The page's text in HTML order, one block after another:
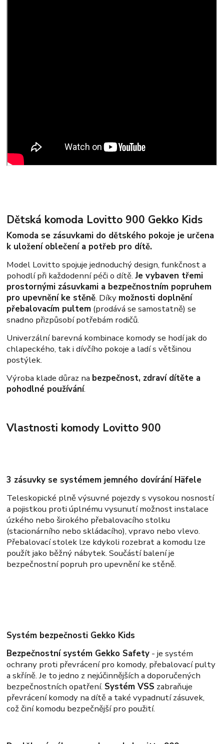
Dětská komoda Lovitto 900 Gekko Kids
Komoda se zásuvkami do dětského pokoje je určena
k uložení oblečení a potřeb pro dítě.
Model Lovitto spojuje jednoduchý design, funkčnost a
pohodlí při každodenní péči o dítě.Je vybaven třemi
prostornými zásuvkami a bezpečnostním popruhem
pro upevnění ke stěně. Díky možnosti doplnění
přebalovacím pultem (prodává se samostatně) se
snadno přizpůsobí potřebám rodičů.
Univerzální barevná kombinace komody se hodí jak do
chlapeckého, tak i dívčího pokoje a ladí s většinou
postýlek.
Výroba klade důraz na bezpečnost, zdraví dítěte a
pohodlné používání.
Vlastnosti komody Lovitto 900
3 zásuvky se systémem jemného dovírání Häfele
Teleskopické plně výsuvné pojezdy s vysokou nosností
a pojistkou proti úplnému vysunutí možnost instalace
úzkého nebo širokého přebalovacího stolku
(stacionárního nebo skládacího), vpravo nebo vlevo.
Přebalovací stolek lze kdykoli rozebrat a komodu lze
použít jako běžný nábytek. Součástí balení je
bezpečnostní popruh pro upevnění ke stěně.
Systém bezpečnosti Gekko Kids
Bezpečnostní systém Gekko Safety - je systém
ochrany proti převrácení pro komody, přebalovací pulty
a skříně. Je to jedno z nejúčinnějších a doporučených
bezpečnostních opatření. Systém VSS zabraňuje
převrácení komody na dítě a také vypadnutí zásuvek,
což činí komodu bezpečnější pro použití.